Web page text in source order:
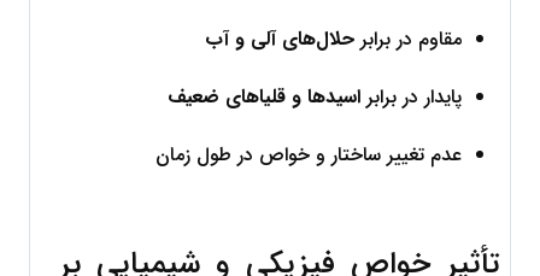
مقاوم در برابر حلال‌های آلی و آب
پایدار در برابر اسیدها و قلیاهای ضعیف
عدم تغییر ساختار و خواص در طول زمان